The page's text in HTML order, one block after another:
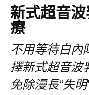
新式超音
療
不用等待白內
擇新式超音波
免除漫長“失